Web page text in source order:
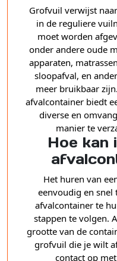
Grofvuil verwijst
in de reguliere
moet worden
onder andere oude
apparaten,
sloopafval, en
meer bruikbaar
afvalcontainer biedt
diverse en
manier te
Hoe kan
Het huren van
eenvoudig en snel
afvalcontainer te
stappen te volgen.
grootte van de
grofvuil die je wilt
contact op